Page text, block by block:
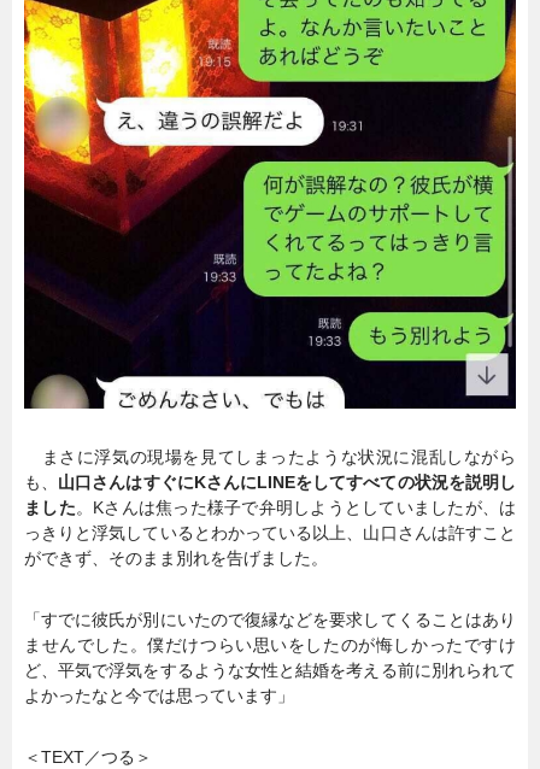
まさに浮気の現場を見てしまったような状況に混乱しながら
も、 山口さんはすぐにKさんにLINEをしてすべての状況を説明し
ました。Kさんは焦った様子で弁明しようとしていましたが、は
っきりと浮気しているとわかっている以上、山口さんは許すこと
ができず、そのまま別れを告げました。
「すでに彼氏が別にいたので復縁などを要求してくることはあり
ませんでした。僕だけつらい思いをしたのが悔しかったですけ
ど、平気で浮気をするような女性と結婚を考える前に別れられて
よかったなと今では思っています」
＜TEXT／つる＞